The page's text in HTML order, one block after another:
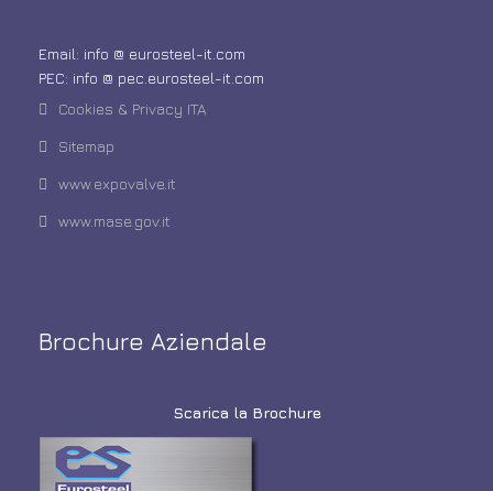
Email: info @ eurosteel-it.com
PEC: info @ pec.eurosteel-it.com
Cookies & Privacy ITA
Sitemap
www.expovalve.it
www.mase.gov.it
Brochure Aziendale
Scarica la Brochure